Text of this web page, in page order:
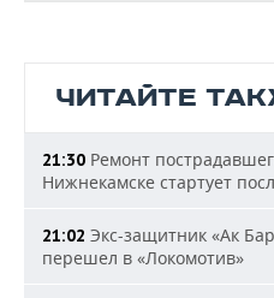
ЧИТАЙТЕ
21:30 Ремонт
Нижнекамске стартует
21:02 Экс-защитник «Ак
перешел в «Локомотив»